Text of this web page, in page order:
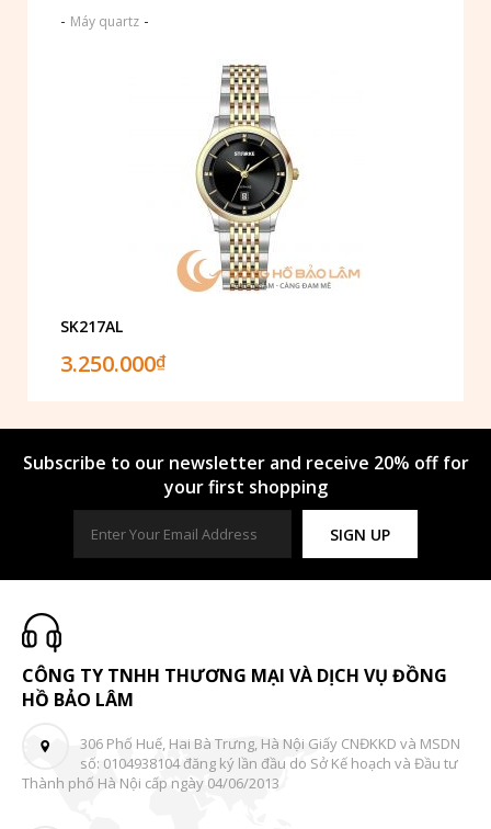
- Máy quartz -
SK217AL
3.250.000₫
Subscribe to our newsletter and receive 20% off for
your first shopping
SIGN UP
CÔNG TY TNHH THƯƠNG MẠI VÀ DỊCH VỤ ĐỒNG
HỒ BẢO LÂM
306 Phố Huế, Hai Bà Trưng, Hà Nội Giấy CNĐKKD và MSDN
số: 0104938104 đăng ký lần đầu do Sở Kế hoạch và Đầu tư
Thành phố Hà Nội cấp ngày 04/06/2013